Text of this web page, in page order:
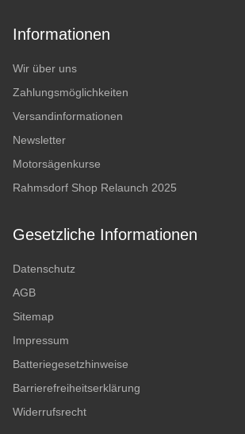
Informationen
Wir über uns
Zahlungsmöglichkeiten
Versandinformationen
Newsletter
Motorsägenkurse
Rahmsdorf Shop Relaunch 2025
Gesetzliche Informationen
Datenschutz
AGB
Sitemap
Impressum
Batteriegesetzhinweise
Barrierefreiheitserklärung
Widerrufsrecht